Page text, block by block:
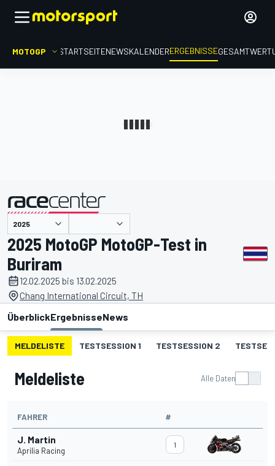
MOTOGP STARTSEITENEWSKALENDERERGEBNISSE
2025 MotoGP MotoGP-Test in
Buriram
12.02.2025 bis 13.02.2025
Chang International Circuit, TH
ÜberblickErgebnisseNews
MELDELISTE TESTSESSION 1 TESTSESSION 2
Meldeliste Alle Daten
FAHRER #
J. Martin
Aprilia Racing
1